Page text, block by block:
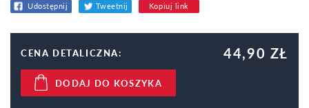
Udostępnij Tweetnij Kopiuj link
CENA DETALICZNA: 44,90 ZŁ
DODAJ DO KOSZYKA